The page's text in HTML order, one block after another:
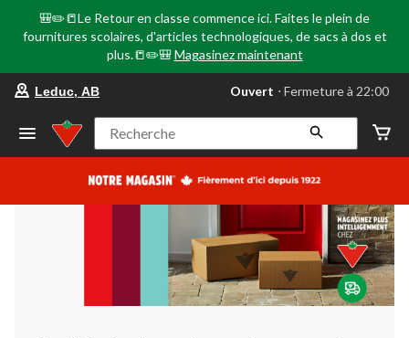
🎒✏️📒Le Retour en classe commence ici. Faites le plein de
fournitures scolaires, d'articles technologiques, de sacs à dos et
plus.📒✏️🎒 Magasinez maintenant
votre
préféré
Leduc,
AB,
courament
Fermeture
à
22:00
cliquer
pour
changer
Leduc, AB Ouvert ⋅ Fermeture à 22:00
Recherche